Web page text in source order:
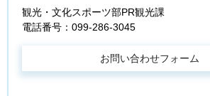
観光・文化スポーツ部PR観光課
電話番号：099-286-3045